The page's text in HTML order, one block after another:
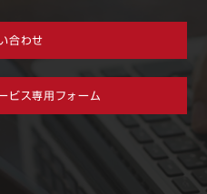
合わせ
ビス専用フォーム